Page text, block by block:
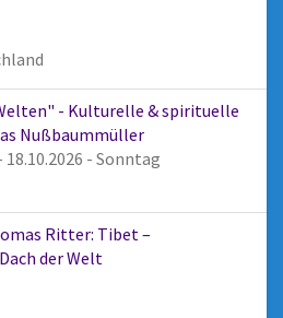
- Kulturelle & spirituelle
Nußbaummüller
18.10.2026 - Sonntag
Ritter: Tibet –
der Welt